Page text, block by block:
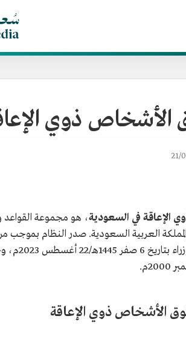
الأشخاص ذوي
21/
الإعاقة في السعودية، هو مجموعة القواعد
2023م،
الأشخاص ذوي الإعاقة